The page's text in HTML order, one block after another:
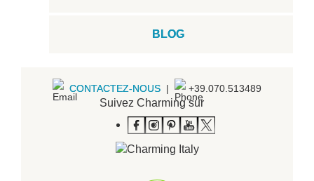
BLOG
CONTACTEZ-NOUS | +39.070.513489
Suivez Charming sur